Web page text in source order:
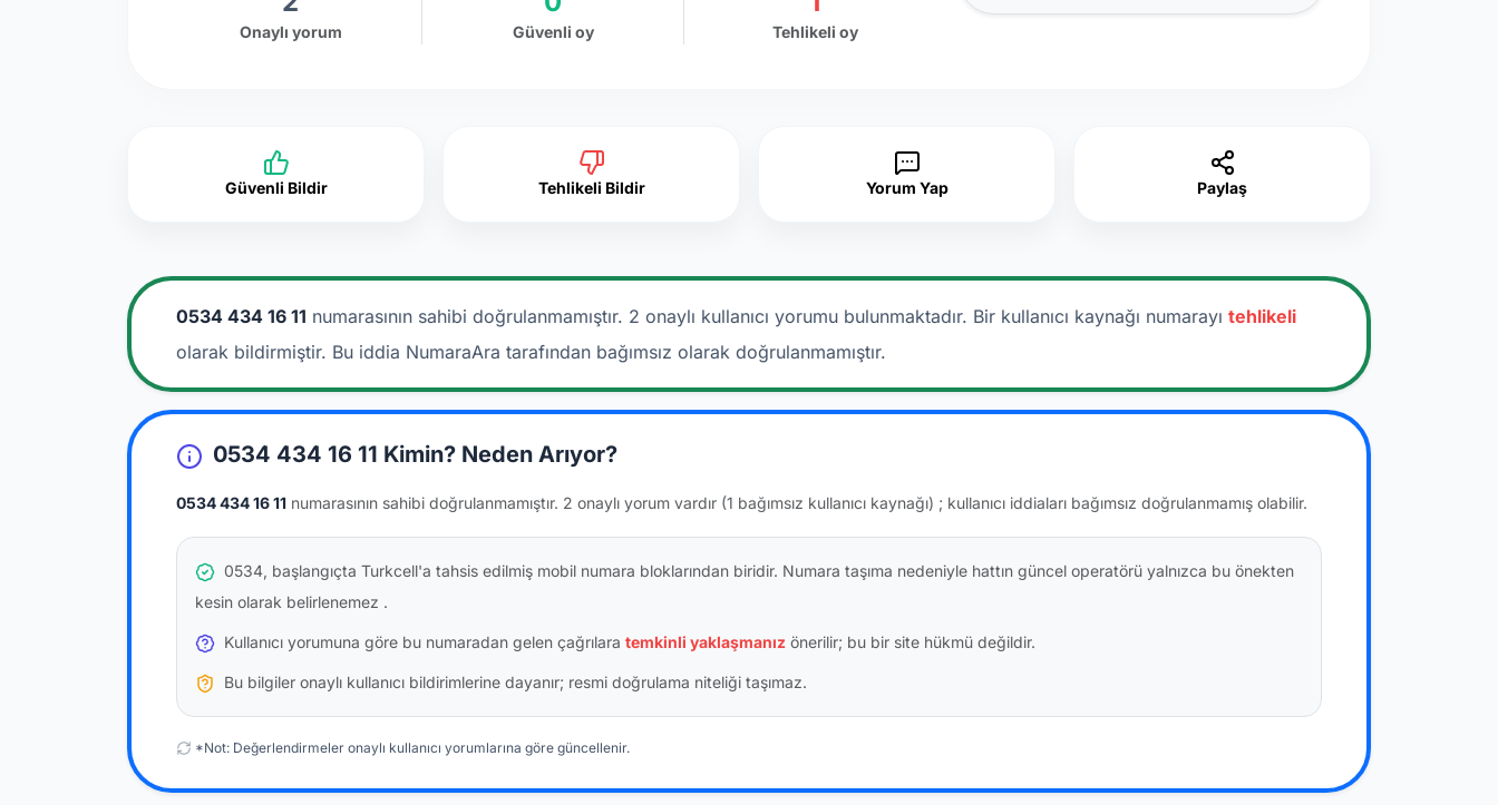
Onaylı yorum Güvenli oy Tehlikeli oy
Güvenli Bildir Tehlikeli Bildir Yorum Yap Paylaş
0534 434 16 11 numarasının sahibi doğrulanmamıştır. 2 onaylı kullanıcı yorumu bulunmaktadır. Bir kullanıcı kaynağı numarayı tehlikeli
olarak bildirmiştir. Bu iddia NumaraAra tarafından bağımsız olarak doğrulanmamıştır.
0534 434 16 11 Kimin? Neden Arıyor?
0534 434 16 11 numarasının sahibi doğrulanmamıştır. 2 onaylı yorum vardır (1 bağımsız kullanıcı kaynağı) ; kullanıcı iddiaları bağımsız doğrulanmamış olabilir.
0534, başlangıçta Turkcell'a tahsis edilmiş mobil numara bloklarından biridir. Numara taşıma nedeniyle hattın güncel operatörü yalnızca bu önekten
kesin olarak belirlenemez .
Kullanıcı yorumuna göre bu numaradan gelen çağrılara temkinli yaklaşmanız önerilir; bu bir site hükmü değildir.
Bu bilgiler onaylı kullanıcı bildirimlerine dayanır; resmi doğrulama niteliği taşımaz.
*Not: Değerlendirmeler onaylı kullanıcı yorumlarına göre güncellenir.